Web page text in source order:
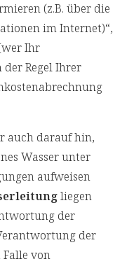
(z.B. über die
im Internet)“,
Ihr
der Regel Ihrer
auch darauf hin,
Wasser unter
aufweisen
liegen
der
der
Falle von